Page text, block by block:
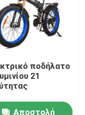
ποδήλατο
21
Αποστολή